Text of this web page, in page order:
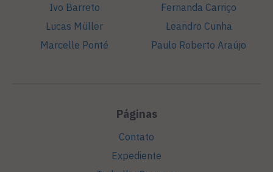
Ivo Barreto
Lucas Müller
Marcelle Ponté
Fernanda Carriço
Leandro Cunha
Paulo Roberto Araújo
Páginas
Contato
Expediente